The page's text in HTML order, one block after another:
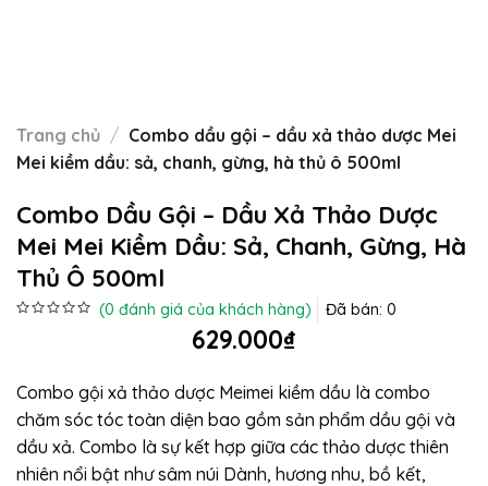
Trang chủ / Combo dầu gội – dầu xả thảo dược Mei
Mei kiềm dầu: sả, chanh, gừng, hà thủ ô 500ml
Combo Dầu Gội – Dầu Xả Thảo Dược
Mei Mei Kiềm Dầu: Sả, Chanh, Gừng, Hà
Thủ Ô 500ml
sao
(0 đánh giá của khách hàng) Đã bán: 0
629.000₫
Combo gội xả thảo dược Meimei kiềm dầu là combo
chăm sóc tóc toàn diện bao gồm sản phẩm dầu gội và
dầu xả. Combo là sự kết hợp giữa các thảo dược thiên
nhiên nổi bật như sâm núi Dành, hương nhu, bồ kết,